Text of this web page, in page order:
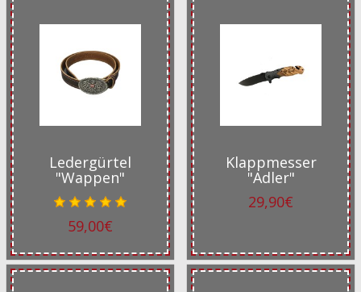
Ledergürtel
"Wappen"
59,00€
Klappmesser
"Adler"
29,90€